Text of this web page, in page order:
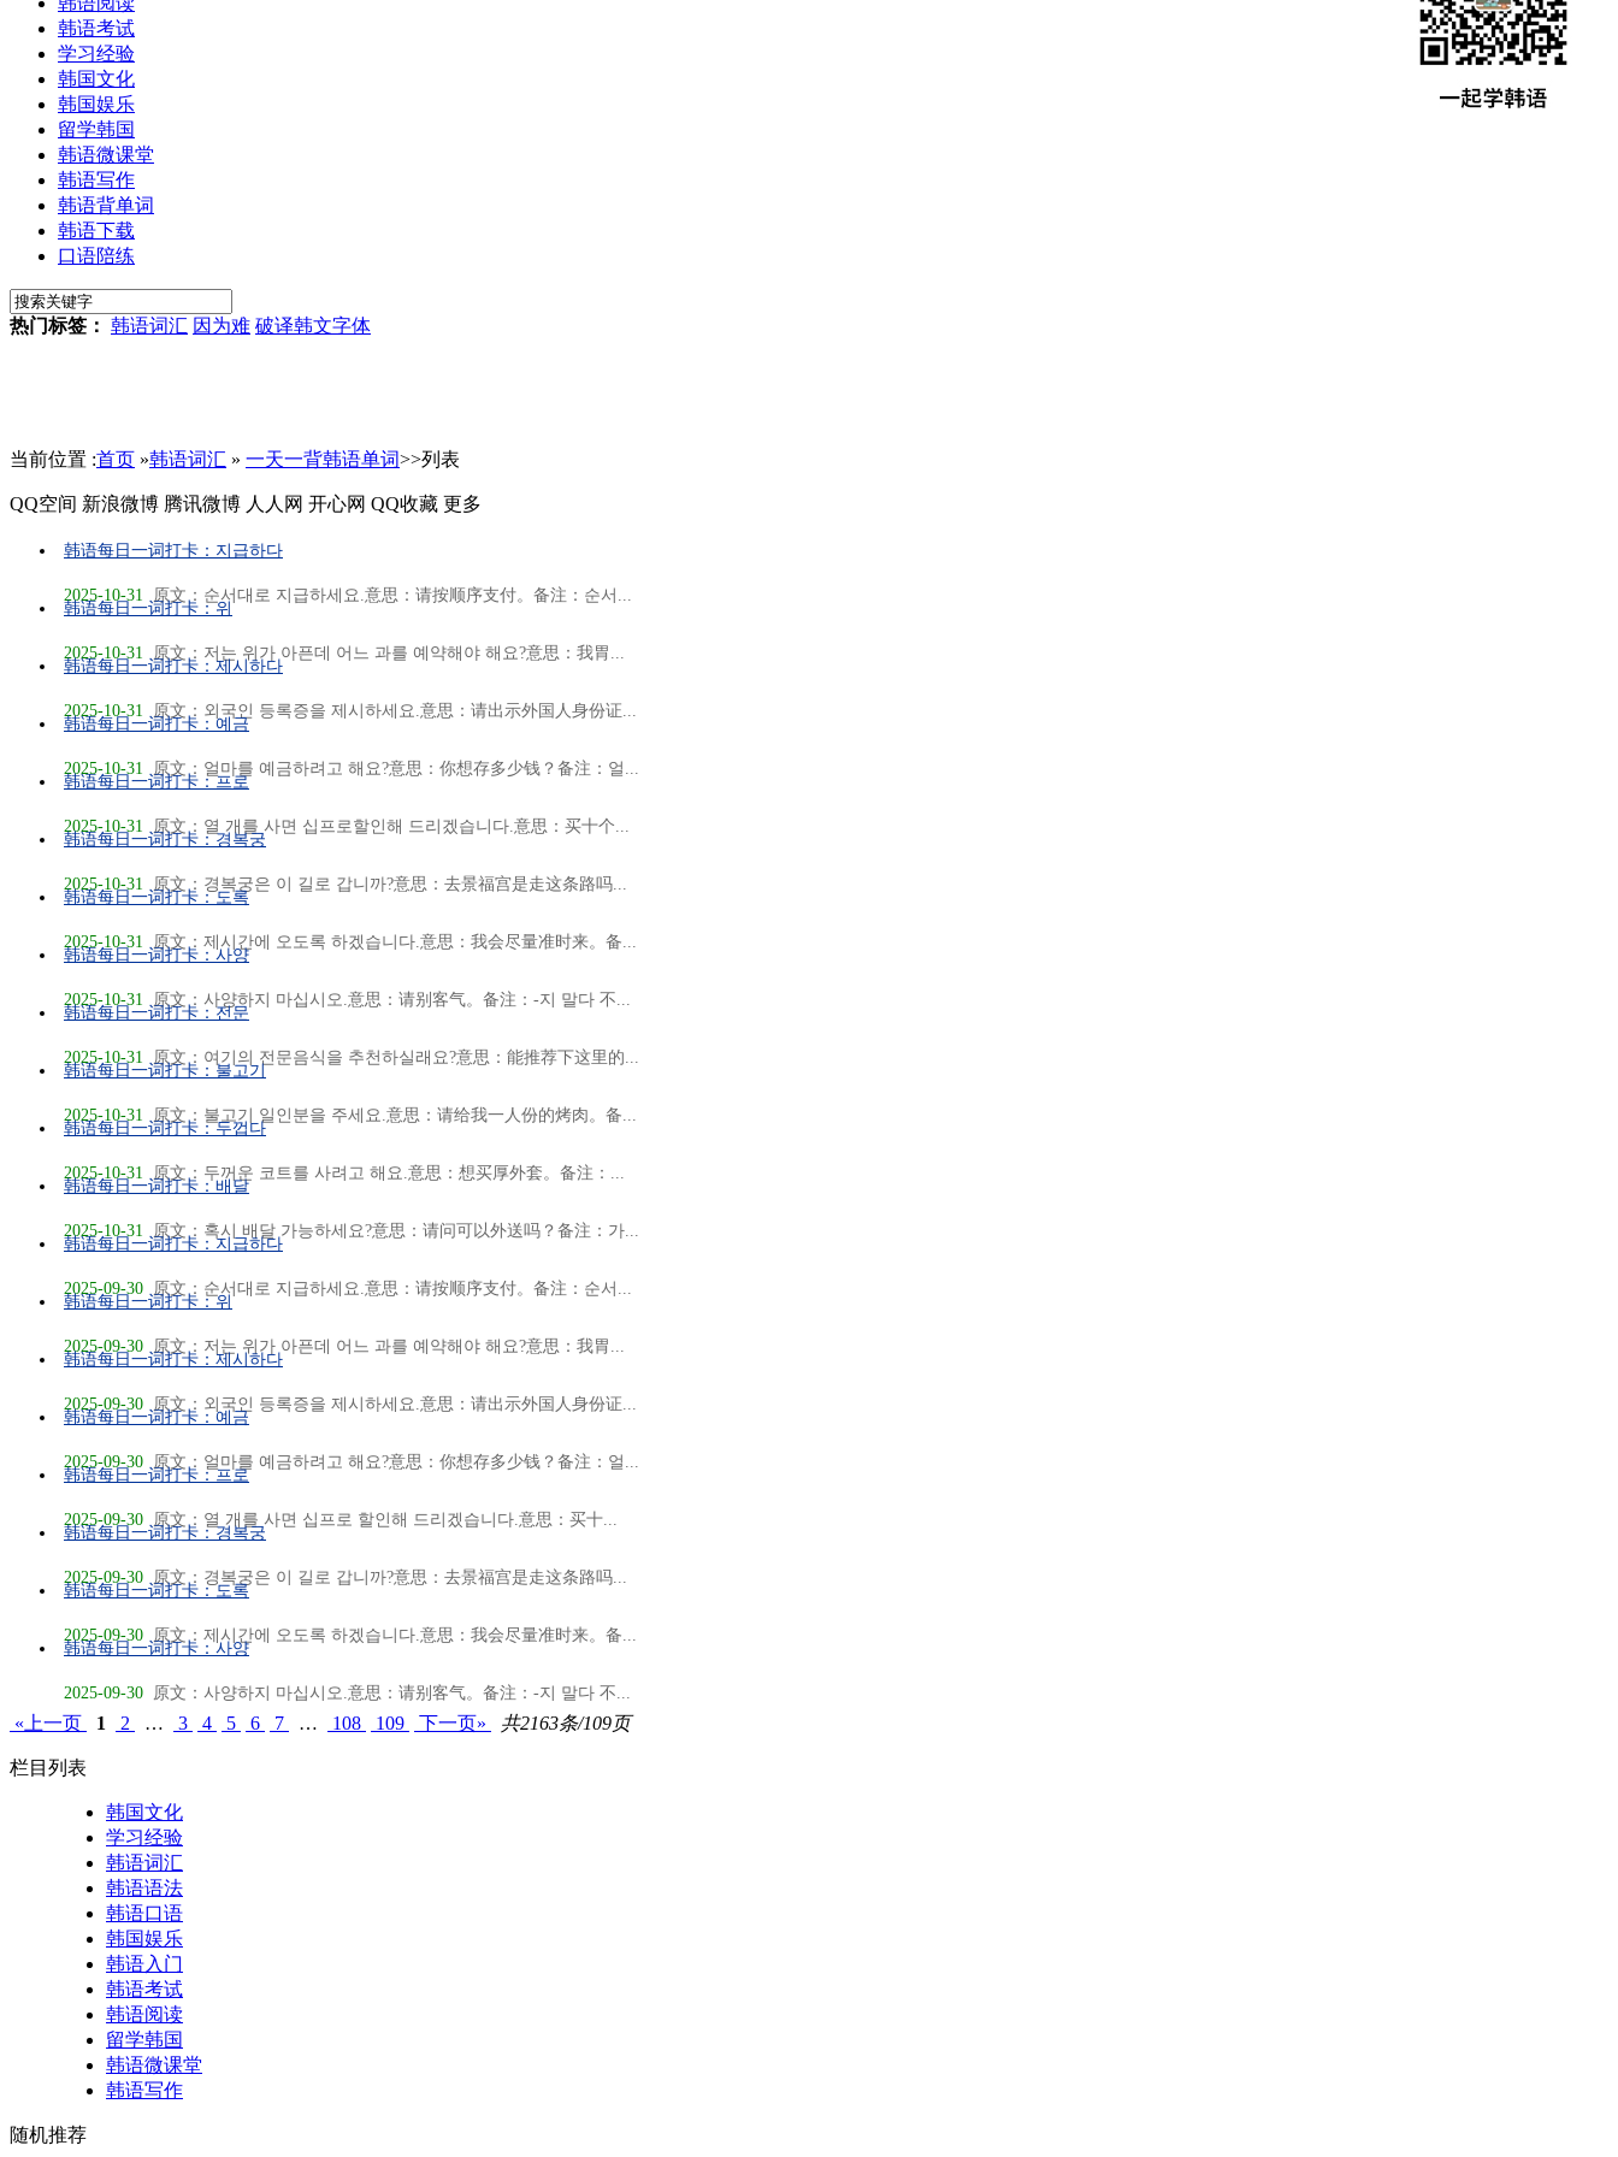
韩语考试
学习经验
韩国文化
韩国娱乐
留学韩国
韩语微课堂
韩语写作
韩语背单词
韩语下载
口语陪练
热门标签： 韩语词汇 因为难 破译韩文字体
当前位置 :首页 »韩语词汇 » 一天一背韩语单词>>列表
QQ空间 新浪微博 腾讯微博 人人网 开心网 QQ收藏 更多
韩语每日一词打卡：지급하다
2025-10-31 原文：순서대로 지급하세요.意思：请按顺序支付。备注：순서...
韩语每日一词打卡：위
2025-10-31 原文：저는 위가 아픈데 어느 과를 예약해야 해요?意思：我胃...
韩语每日一词打卡：제시하다
2025-10-31 原文：외국인 등록증을 제시하세요.意思：请出示外国人身份证...
韩语每日一词打卡：예금
2025-10-31 原文：얼마를 예금하려고 해요?意思：你想存多少钱？备注：얼...
韩语每日一词打卡：프로
2025-10-31 原文：열 개를 사면 십프로할인해 드리겠습니다.意思：买十个...
韩语每日一词打卡：경복궁
2025-10-31 原文：경복궁은 이 길로 갑니까?意思：去景福宫是走这条路吗...
韩语每日一词打卡：도록
2025-10-31 原文：제시간에 오도록 하겠습니다.意思：我会尽量准时来。备...
韩语每日一词打卡：사양
2025-10-31 原文：사양하지 마십시오.意思：请别客气。备注：-지 말다 不...
韩语每日一词打卡：전문
2025-10-31 原文：여기의 전문음식을 추천하실래요?意思：能推荐下这里的...
韩语每日一词打卡：불고기
2025-10-31 原文：불고기 일인분을 주세요.意思：请给我一人份的烤肉。备...
韩语每日一词打卡：두껍다
2025-10-31 原文：두꺼운 코트를 사려고 해요.意思：想买厚外套。备注：...
韩语每日一词打卡：배달
2025-10-31 原文：혹시 배달 가능하세요?意思：请问可以外送吗？备注：가...
韩语每日一词打卡：지급하다
2025-09-30 原文：순서대로 지급하세요.意思：请按顺序支付。备注：순서...
韩语每日一词打卡：위
2025-09-30 原文：저는 위가 아픈데 어느 과를 예약해야 해요?意思：我胃...
韩语每日一词打卡：제시하다
2025-09-30 原文：외국인 등록증을 제시하세요.意思：请出示外国人身份证...
韩语每日一词打卡：예금
2025-09-30 原文：얼마를 예금하려고 해요?意思：你想存多少钱？备注：얼...
韩语每日一词打卡：프로
2025-09-30 原文：열 개를 사면 십프로 할인해 드리겠습니다.意思：买十...
韩语每日一词打卡：경복궁
2025-09-30 原文：경복궁은 이 길로 갑니까?意思：去景福宫是走这条路吗...
韩语每日一词打卡：도록
2025-09-30 原文：제시간에 오도록 하겠습니다.意思：我会尽量准时来。备...
韩语每日一词打卡：사양
2025-09-30 原文：사양하지 마십시오.意思：请别客气。备注：-지 말다 不...
«上一页 1 2 … 3 4 5 6 7 … 108 109 下一页» 共2163条/109页
栏目列表
韩国文化
学习经验
韩语词汇
韩语语法
韩语口语
韩国娱乐
韩语入门
韩语考试
韩语阅读
留学韩国
韩语微课堂
韩语写作
随机推荐